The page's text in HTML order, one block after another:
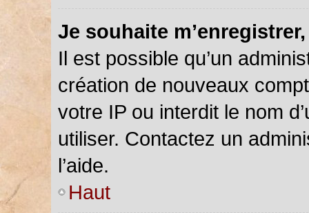
Je souhaite
Il est possible qu’un
création de nouveaux
votre IP ou interdit le nom
utiliser. Contactez un
l’aide.
Haut